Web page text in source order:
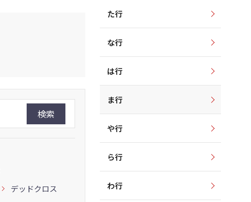
検索
デッドクロス
た行
な行
は行
ま行
や行
ら行
わ行